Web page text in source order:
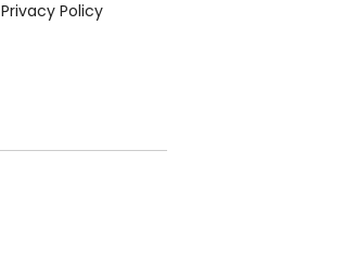
Privacy Policy